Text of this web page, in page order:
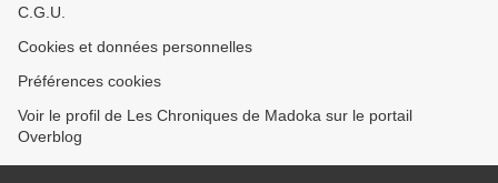
C.G.U.
Cookies et données personnelles
Préférences cookies
Voir le profil de Les Chroniques de Madoka sur le portail
Overblog